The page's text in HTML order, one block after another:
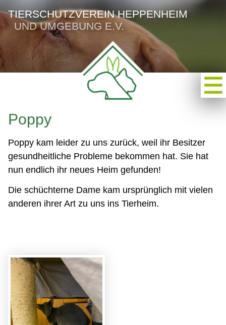
TIERSCHUTZVEREIN HEPPENHEIM
UND UMGEBUNG E.V.
Poppy
Poppy kam leider zu uns zurück, weil ihr Besitzer
gesundheitliche Probleme bekommen hat. Sie hat
nun endlich ihr neues Heim gefunden!
Die schüchterne Dame kam ursprünglich mit vielen
anderen ihrer Art zu uns ins Tierheim.